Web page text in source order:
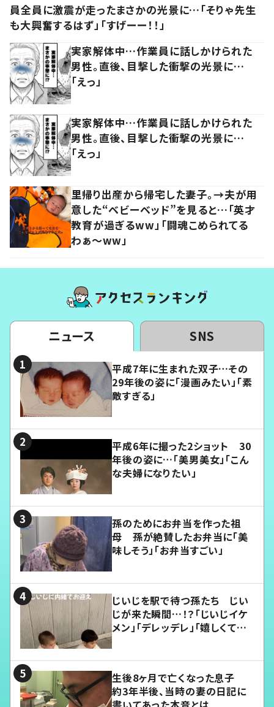
員全員に激震が走ったまさかの光景に…「そりゃ先生
も大興奮するはず」「すげーー！！」
実家解体中…作業員に話しかけられた
男性。直後、目撃した衝撃の光景に…
「えっ」
実家解体中…作業員に話しかけられた
男性。直後、目撃した衝撃の光景に…
「えっ」
里帰り出産から帰宅した妻子。→夫が用
意した“ベビーベッド”を見ると…「英才
教育が過ぎるww」「闘魂こめられてる
わぁ～ww」
ニュース SNS
平成7年に生まれた双子…その
29年後の姿に「漫画みたい」「素
敵すぎる」
平成6年に撮った2ショット 30
年後の姿に…「美男美女」「こん
な夫婦になりたい」
孫のためにお弁当を作った祖
母 孫が絶賛したお弁当に「美
味しそう」「お弁当すごい」
じいじを駅で待つ孫たち じい
じが来た瞬間…！？「じいじイケ
メン」「デレッデレ」「嬉しくて可
生後8ヶ月で亡くなった息子
約3年半後、当時の妻の日記に